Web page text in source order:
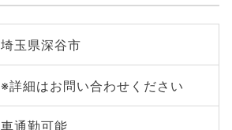
埼玉県深谷市
※詳細はお問い合わせください
車通勤可能